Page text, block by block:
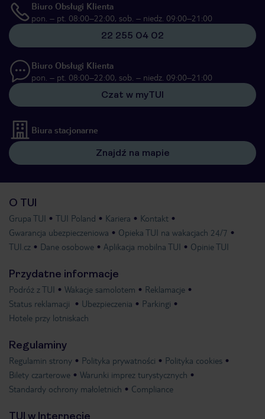
Biuro Obsługi Klienta
pon. – pt. 08:00–22:00, sob. – niedz. 09:00–21:00
22 255 04 02
Biuro Obsługi Klienta
pon. – pt. 08:00–22:00, sob. – niedz. 09:00–21:00
Czat w myTUI
Biura stacjonarne
Znajdź na mapie
O TUI
Grupa TUI TUI Poland Kariera
Kontakt
Gwarancja ubezpieczeniowa
Opieka TUI na wakacjach 24/7
TUI.cz
Dane osobowe Aplikacja mobilna TUI Opinie TUI
Przydatne informacje
Podróż z TUI Wakacje samolotem
Reklamacje
Status reklamacji
Ubezpieczenia
Parkingi
Hotele przy lotniskach
Regulaminy
Regulamin strony Polityka prywatności
Polityka cookies
Bilety czarterowe
Warunki imprez turystycznych
Standardy ochrony małoletnich
Compliance
TUI w Internecie